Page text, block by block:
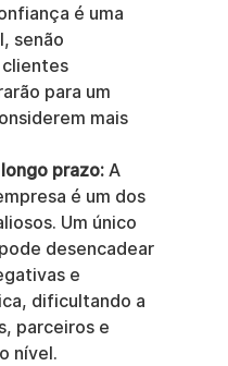
é uma
senão
clientes
para um
mais
prazo: A
é um dos
Um único
desencadear
e
dificultando a
parceiros e
nível.